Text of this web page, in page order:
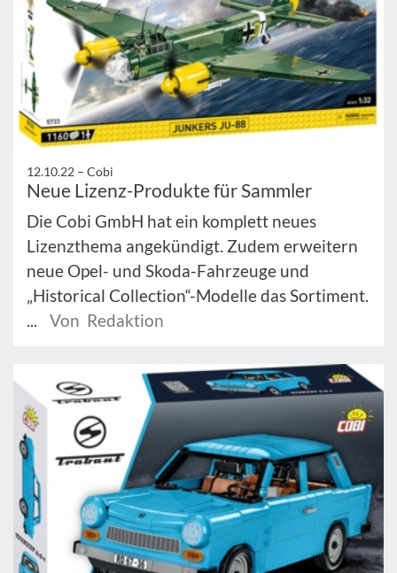
12.10.22 – Cobi
Neue Lizenz-Produkte für Sammler
Die Cobi GmbH hat ein komplett neues
Lizenzthema angekündigt. Zudem erweitern
neue Opel- und Skoda-Fahrzeuge und
„Historical Collection“-Modelle das Sortiment.
...
Von Redaktion